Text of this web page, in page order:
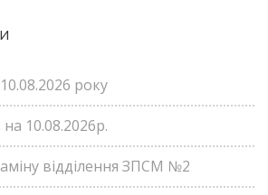
року
10.08.2026р.
відділення ЗПСМ №2